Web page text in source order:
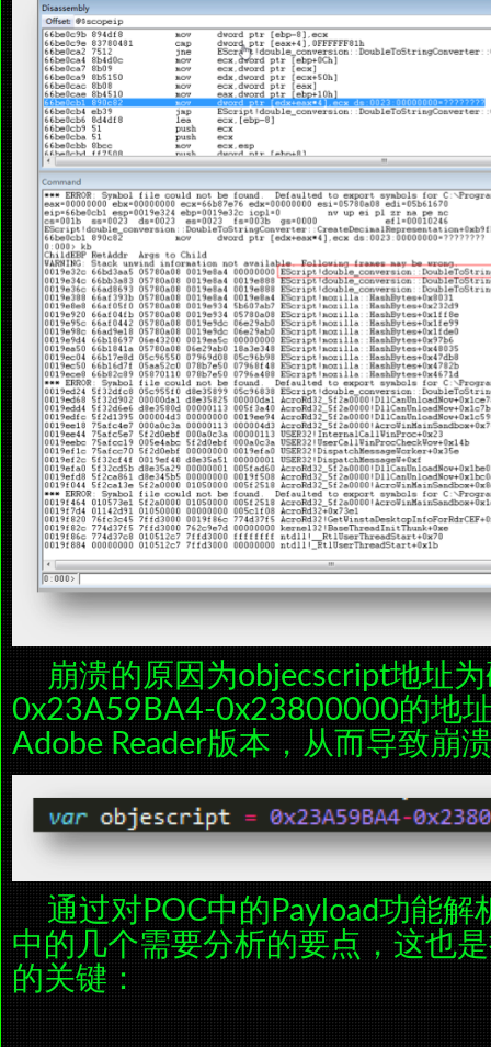
崩溃的原因为objecscript地址
0x23A59BA4-0x23800000的地
Adobe Reader版本，从而导致崩
通过对POC中的Payload功能解
中的几个需要分析的要点，这也
的关键：